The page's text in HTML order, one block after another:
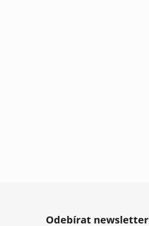
Odebírat newsletter